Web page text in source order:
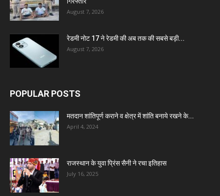
August 7, 2026
रेडमी नोट 17 ने रेडमी की अब तक की सबसे बड़ी...
August 7, 2026
POPULAR POSTS
मतदान शांतिपूर्ण कराने व क्षेत्र में शांति बनाये रखने के...
April 4, 2024
राजस्थान के युवा प्रिंस सैनी ने रचा इतिहास
July 16, 2025